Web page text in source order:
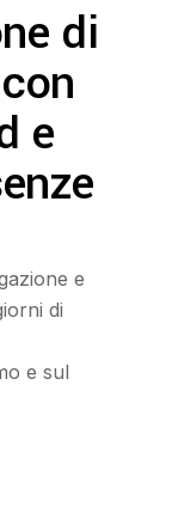
di
e
e
di
e sul